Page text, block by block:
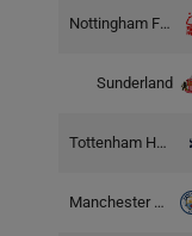
Nottingham Forest
Sunderland
Tottenham Hotspur
Manchester City